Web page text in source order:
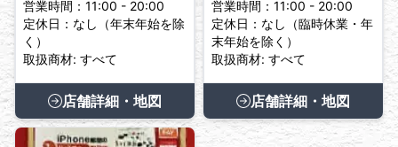
営業時間：11:00 - 20:00
定休日：なし（年末年始を除
く）
取扱商材: すべて
店舗詳細・地図
営業時間：11:00 - 20:00
定休日：なし（臨時休業・年
末年始を除く）
取扱商材: すべて
店舗詳細・地図